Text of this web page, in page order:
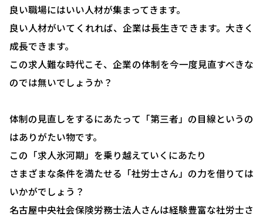
採用コンサルティング
人事評価制度について
確定拠出型年金について
社会保険・給与計算について
お客様の声
ブログ＆ニュース
会社概要
お問い合わせ・相談予約
良い職場にはいい人材が集まってきます。
良い人材がいてくれれば、企業は長生きできます。大きく
成長できます。
この求人難な時代こそ、企業の体制を今一度見直すべきな
のでは無いでしょうか？
体制の見直しをするにあたって「第三者」の目線というの
はありがたい物です。
この「求人氷河期」を乗り越えていくにあたり
さまざまな条件を満たせる「社労士さん」の力を借りては
いかがでしょう？
名古屋中央社会保険労務士法人さんは経験豊富な社労士さ